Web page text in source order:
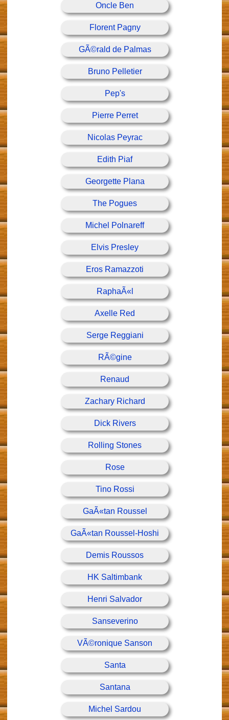
Oncle Ben
Florent Pagny
GÃ©rald de Palmas
Bruno Pelletier
Pep's
Pierre Perret
Nicolas Peyrac
Edith Piaf
Georgette Plana
The Pogues
Michel Polnareff
Elvis Presley
Eros Ramazzoti
RaphaÃ«l
Axelle Red
Serge Reggiani
RÃ©gine
Renaud
Zachary Richard
Dick Rivers
Rolling Stones
Rose
Tino Rossi
GaÃ«tan Roussel
GaÃ«tan Roussel-Hoshi
Demis Roussos
HK Saltimbank
Henri Salvador
Sanseverino
VÃ©ronique Sanson
Santa
Santana
Michel Sardou